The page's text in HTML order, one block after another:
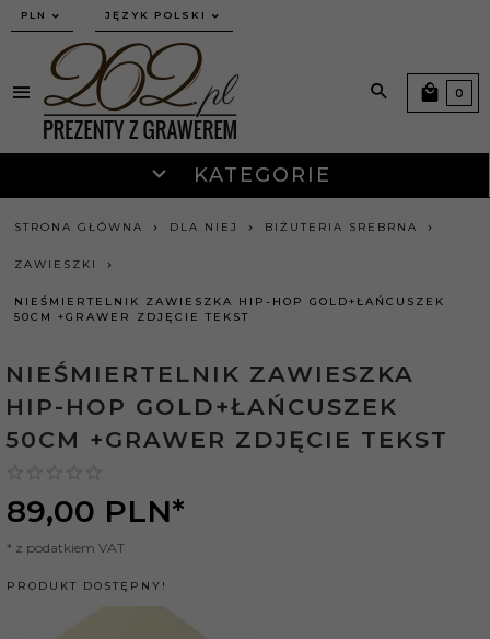
currency_h
PLN JĘZYK POLSKI
KATEGORIE
0
STRONA GŁÓWNA DLA NIEJ BIŻUTERIA SREBRNA
ZAWIESZKI
NIEŚMIERTELNIK ZAWIESZKA HIP-HOP GOLD+ŁAŃCUSZEK
50CM +GRAWER ZDJĘCIE TEKST
NIEŚMIERTELNIK ZAWIESZKA
HIP-HOP GOLD+ŁAŃCUSZEK
50CM +GRAWER ZDJĘCIE TEKST
89,00 PLN*
* z podatkiem VAT
PRODUKT DOSTĘPNY!